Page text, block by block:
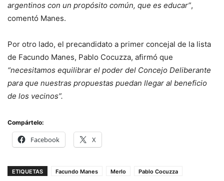
argentinos con un propósito común, que es educar”,
comentó Manes.
Por otro lado, el precandidato a primer concejal de la lista
de Facundo Manes, Pablo Cocuzza, afirmó que
“necesitamos equilibrar el poder del Concejo Deliberante
para que nuestras propuestas puedan llegar al beneficio
de los vecinos”.
Compártelo:
Facebook X
ETIQUETAS Facundo Manes Merlo Pablo Cocuzza